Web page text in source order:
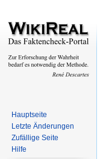
Hauptseite
Letzte Änderungen
Zufällige Seite
Hilfe